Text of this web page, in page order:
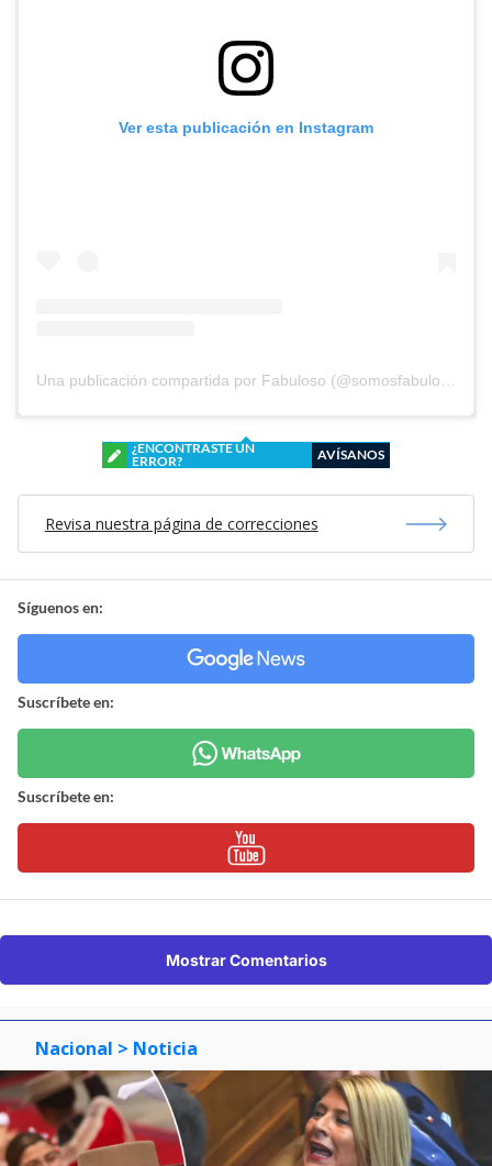
Ver esta publicación en Instagram
Una publicación compartida por Fabuloso (@somosfabuloso)
¿ENCONTRASTE UN
ERROR?
AVÍSANOS
Revisa nuestra página de correcciones
Síguenos en:
Suscríbete en:
Suscríbete en:
Mostrar Comentarios
Nacional > Noticia